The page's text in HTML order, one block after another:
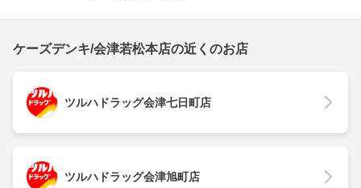
ケーズデンキ/会津若松本店の近くのお店
ツルハドラッグ会津七日町店
ツルハドラッグ会津旭町店